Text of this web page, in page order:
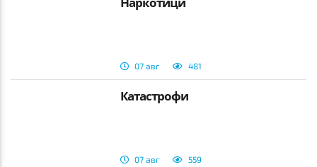
07 авг 481
Катастрофи
07 авг 559